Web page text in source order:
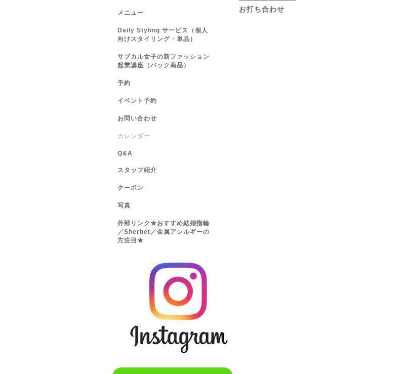
お打ち合わせ
メニュー
Daily Styling サービス（個人
向けスタイリング・単品）
サブカル女子の新ファッション
起業講座（パック商品）
予約
イベント予約
お問い合わせ
カレンダー
Q&A
スタッフ紹介
クーポン
写真
外部リンク★おすすめ結婚指輪
／Sherbet／金属アレルギーの
方注目★